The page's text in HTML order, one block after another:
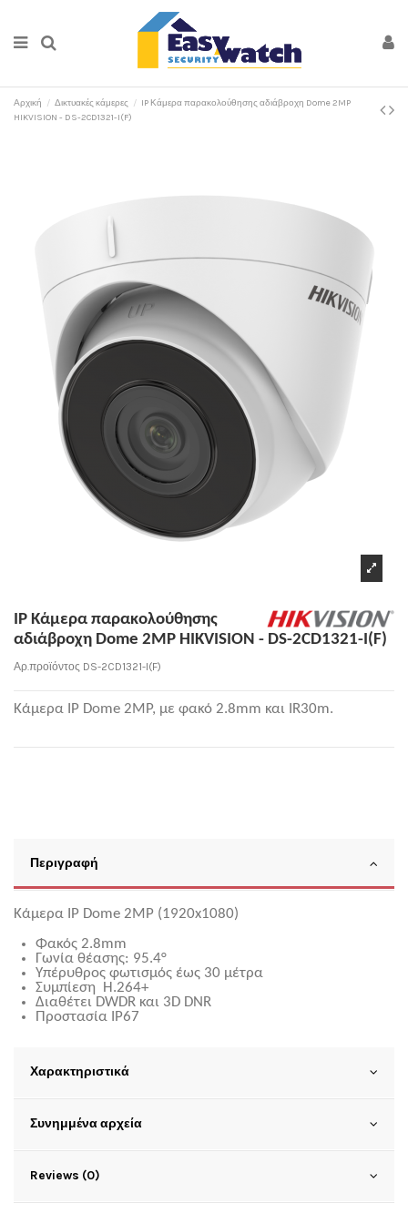
Αρχική Δικτυακές κάμερες
IP Κάμερα παρακολούθησης αδιάβροχη Dome 2MP
HIKVISION - DS-2CD1321-I(F)
IP Κάμερα παρακολούθησης
αδιάβροχη Dome 2MP HIKVISION - DS-2CD1321-I(F)
Αρ.προϊόντος DS-2CD1321-I(F)
Κάμερα IP Dome 2MP, με φακό 2.8mm και IR30m.
Περιγραφή
Κάμερα IP Dome 2MP (1920x1080)
Φακός 2.8mm
Γωνία θέασης: 95.4°
Υπέρυθρος φωτισμός έως 30 μέτρα
Συμπίεση H.264+
Διαθέτει DWDR και 3D DNR
Προστασία IP67
Χαρακτηριστικά
Συνημμένα αρχεία
Reviews (0)